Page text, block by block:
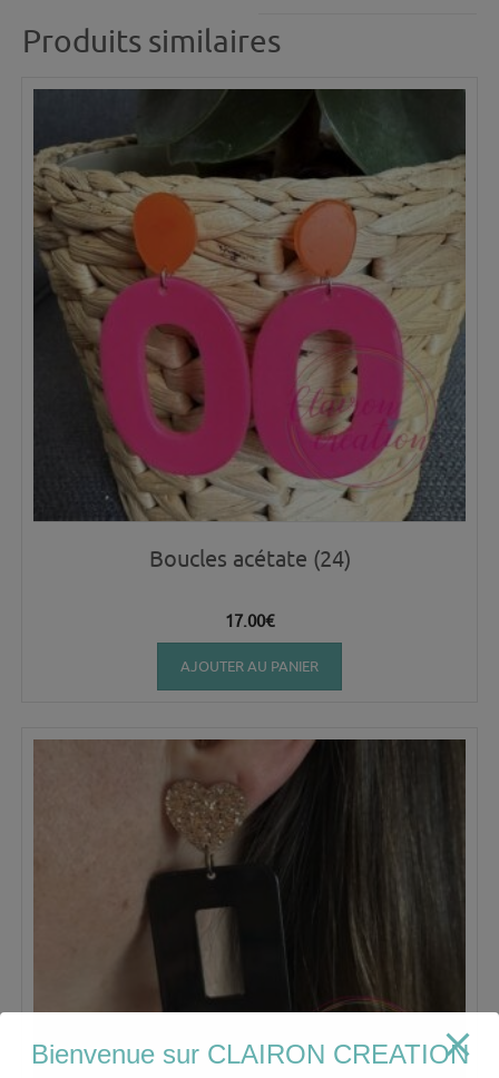
Produits similaires
Boucles acétate (24)
17.00€
AJOUTER AU PANIER
Bienvenue sur CLAIRON CREATION